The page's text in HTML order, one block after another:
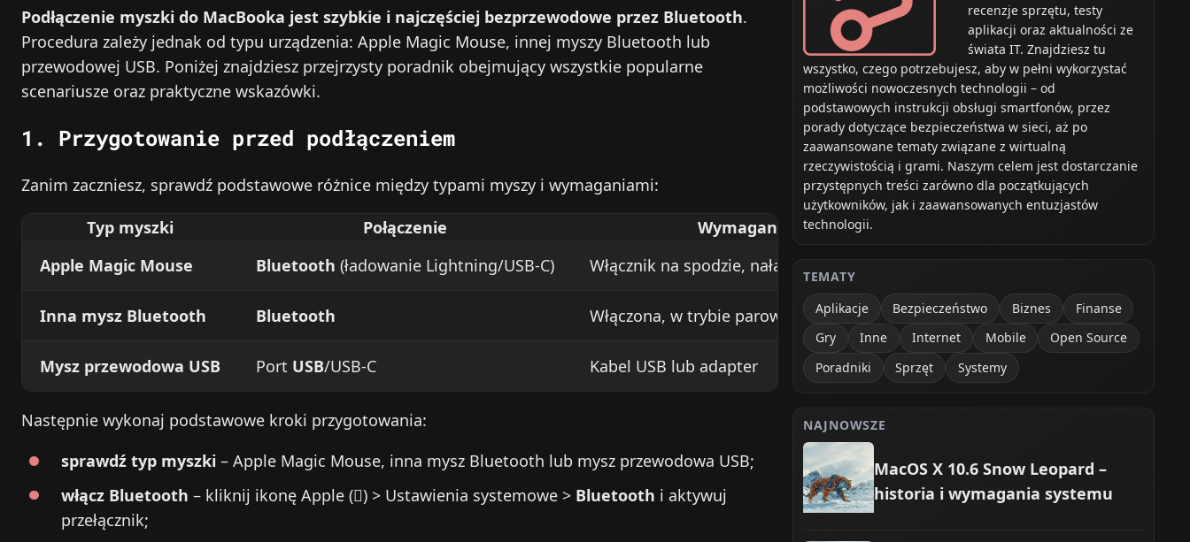
Podłączenie myszki do MacBooka jest szybkie i najczęściej bezprzewodowe przez Bluetooth.
Procedura zależy jednak od typu urządzenia: Apple Magic Mouse, innej myszy Bluetooth lub
przewodowej USB. Poniżej znajdziesz przejrzysty poradnik obejmujący wszystkie popularne
scenariusze oraz praktyczne wskazówki.
1. Przygotowanie przed podłączeniem
Zanim zaczniesz, sprawdź podstawowe różnice między typami myszy i wymaganiami:
Typ myszki
Połączenie
Wymagania
Apple Magic Mouse
Bluetooth (ładowanie Lightning/USB‑C) Włącznik na spodzie, naładowana bateria
Inna mysz Bluetooth Bluetooth Włączona, w trybie parowania
Mysz przewodowa USB Port USB/USB‑C Kabel USB lub adapter
Następnie wykonaj podstawowe kroki przygotowania:
sprawdź typ myszki – Apple Magic Mouse, inna mysz Bluetooth lub mysz przewodowa USB;
włącz Bluetooth – kliknij ikonę Apple () > Ustawienia systemowe > Bluetooth i aktywuj
przełącznik;
recenzje sprzętu, testy
aplikacji oraz aktualności ze
świata IT. Znajdziesz tu
wszystko, czego potrzebujesz, aby w pełni wykorzystać
możliwości nowoczesnych technologii – od
podstawowych instrukcji obsługi smartfonów, przez
porady dotyczące bezpieczeństwa w sieci, aż po
zaawansowane tematy związane z wirtualną
rzeczywistością i grami. Naszym celem jest dostarczanie
przystępnych treści zarówno dla początkujących
użytkowników, jak i zaawansowanych entuzjastów
technologii.
TEMATY
Aplikacje
Bezpieczeństwo Biznes
Finanse
Gry
Inne Internet Mobile
Open Source
Poradniki
Sprzęt Systemy
NAJNOWSZE
MacOS X 10.6 Snow Leopard –
historia i wymagania systemu